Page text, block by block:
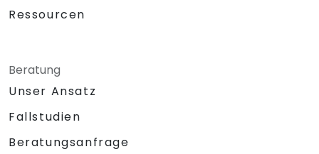
Ressourcen
Beratung
Unser Ansatz
Fallstudien
Beratungsanfrage